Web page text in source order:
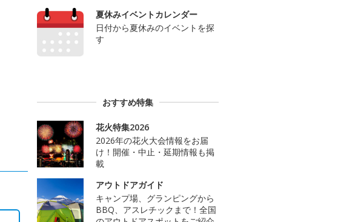
夏休みイベントカレンダー
日付から夏休みのイベントを探
す
おすすめ特集
花火特集2026
2026年の花火大会情報をお届
け！開催・中止・延期情報も掲
載
アウトドアガイド
キャンプ場、グランピングから
BBQ、アスレチックまで！全国